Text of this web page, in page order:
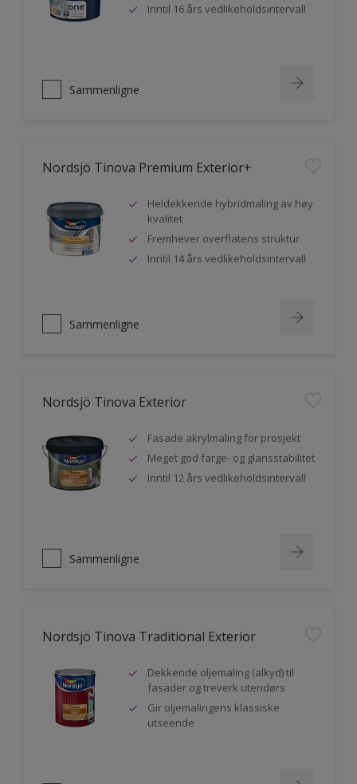
Inntil 16 års vedlikeholdsintervall
Sammenligne
Nordsjö Tinova Premium Exterior+
Heldekkende hybridmaling av høy
kvalitet
Fremhever overflatens struktur
Inntil 14 års vedlikeholdsintervall
Sammenligne
Nordsjö Tinova Exterior
Fasade akrylmaling for prosjekt
Meget god farge- og glansstabilitet
Inntil 12 års vedlikeholdsintervall
Sammenligne
Nordsjö Tinova Traditional Exterior
Dekkende oljemaling (alkyd) til
fasader og treverk utendørs
Gir oljemalingens klassiske
utseende